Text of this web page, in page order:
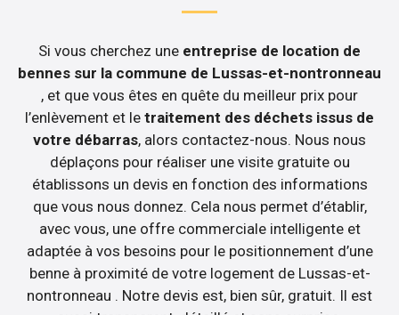
Si vous cherchez une entreprise de location de
bennes sur la commune de Lussas-et-nontronneau
, et que vous êtes en quête du meilleur prix pour
l’enlèvement et le traitement des déchets issus de
votre débarras, alors contactez-nous. Nous nous
déplaçons pour réaliser une visite gratuite ou
établissons un devis en fonction des informations
que vous nous donnez. Cela nous permet d’établir,
avec vous, une offre commerciale intelligente et
adaptée à vos besoins pour le positionnement d’une
benne à proximité de votre logement de Lussas-et-
nontronneau . Notre devis est, bien sûr, gratuit. Il est